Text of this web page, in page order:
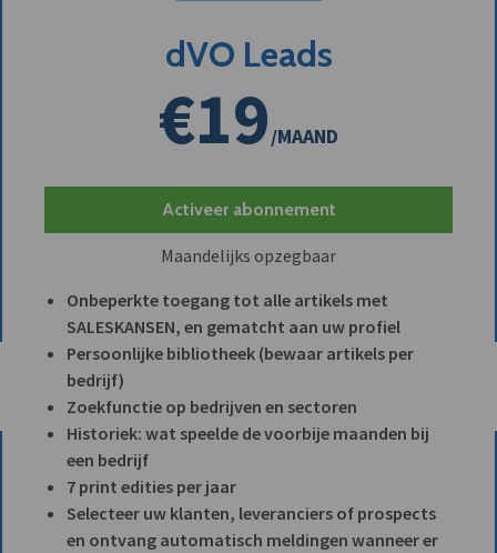
dVO Leads
€19/MAAND
Activeer abonnement
Maandelijks opzegbaar
Onbeperkte toegang tot alle artikels met
SALESKANSEN, en gematcht aan uw profiel
Persoonlijke bibliotheek (bewaar artikels per
bedrijf)
Zoekfunctie op bedrijven en sectoren
Historiek: wat speelde de voorbije maanden bij
een bedrijf
7 print edities per jaar
Selecteer uw klanten, leveranciers of prospects
en ontvang automatisch meldingen wanneer er